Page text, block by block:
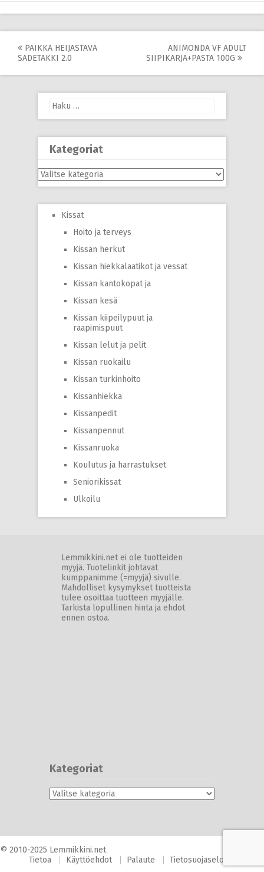
Post
PAIKKA HEIJASTAVA
SADETAKKI 2.0
ANIMONDA VF ADULT
SIIPIKARJA+PASTA 100G
Haku:
Kategoriat
Kategoriat
Kissat
Hoito ja terveys
Kissan herkut
Kissan hiekkalaatikot ja vessat
Kissan kantokopat ja
Kissan kesä
Kissan kiipeilypuut ja
raapimispuut
Kissan lelut ja pelit
Kissan ruokailu
Kissan turkinhoito
Kissanhiekka
Kissanpedit
Kissanpennut
Kissanruoka
Koulutus ja harrastukset
Seniorikissat
Ulkoilu
Lemmikkini.net ei ole tuotteiden
myyjä. Tuotelinkit johtavat
kumppanimme (=myyjä) sivulle.
Mahdolliset kysymykset tuotteista
tulee osoittaa tuotteen myyjälle.
Tarkista lopullinen hinta ja ehdot
ennen ostoa.
Kategoriat
Kategoriat
© 2010-2025 Lemmikkini.net
Tietoa
Käyttöehdot Palaute Tietosuojaseloste